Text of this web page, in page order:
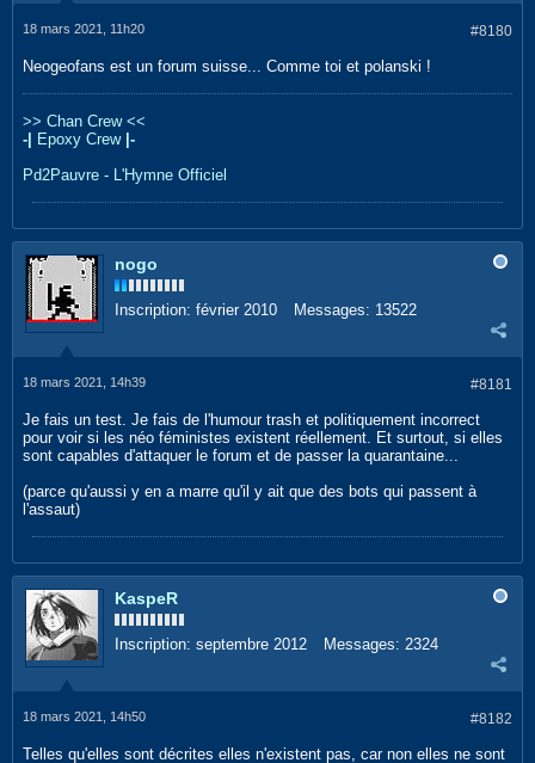
#8180
18 mars 2021, 11h20
Neogeofans est un forum suisse... Comme toi et polanski !
>> Chan Crew <<
-|
Epoxy Crew |-
Pd2Pauvre - L'Hymne Officiel
nogo
Inscription: février 2010 Messages: 13522
#8181
18 mars 2021, 14h39
Je fais un test. Je fais de l'humour trash et politiquement incorrect
pour voir si les néo féministes existent réellement. Et surtout, si elles
sont capables d'attaquer le forum et de passer la quarantaine...
(parce qu'aussi y en a marre qu'il y ait que des bots qui passent à
l'assaut)
KaspeR
Inscription: septembre 2012 Messages: 2324
#8182
18 mars 2021, 14h50
Telles qu'elles sont décrites elles n'existent pas, car non elles ne sont